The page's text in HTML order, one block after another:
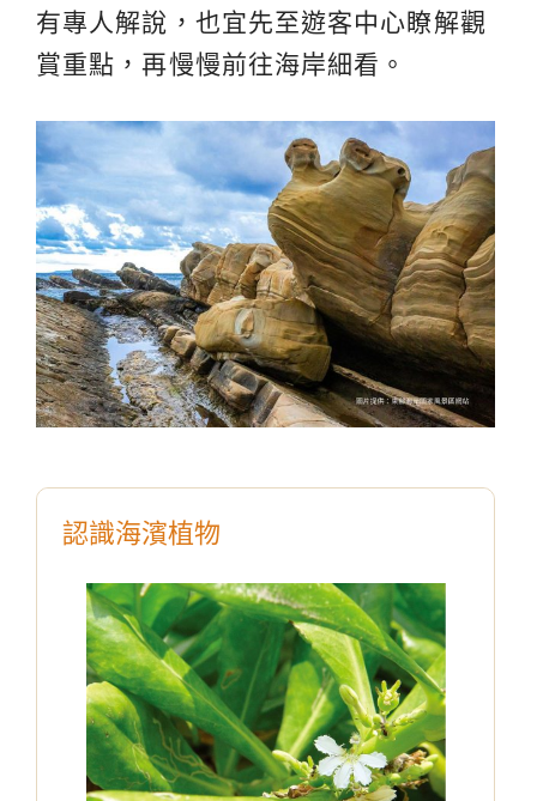
有專人解說，也宜先至遊客中心瞭解觀
賞重點，再慢慢前往海岸細看。
認識海濱植物